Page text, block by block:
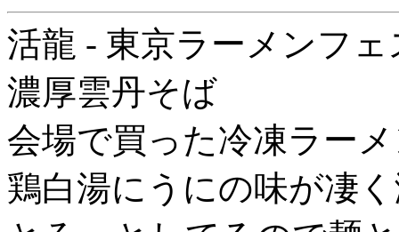
活龍 - 東京ラーメンフェ
濃厚雲丹そば
会場で買った冷凍ラー
鶏白湯にうにの味が凄